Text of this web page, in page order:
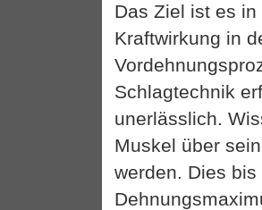
Das Ziel ist es
Kraftwirkung in
Schlagtechnik
unerlässlich.
Muskel über
werden. Dies